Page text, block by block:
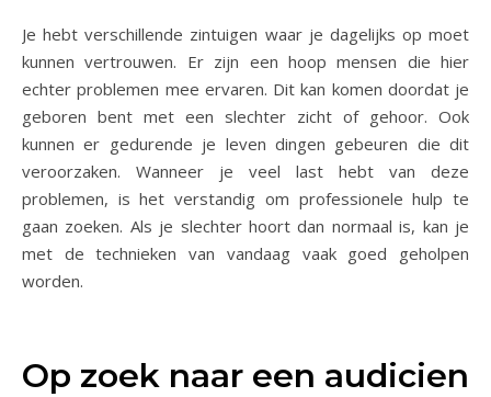
Je hebt verschillende zintuigen waar je dagelijks op moet
kunnen vertrouwen. Er zijn een hoop mensen die hier
echter problemen mee ervaren. Dit kan komen doordat je
geboren bent met een slechter zicht of gehoor. Ook
kunnen er gedurende je leven dingen gebeuren die dit
veroorzaken. Wanneer je veel last hebt van deze
problemen, is het verstandig om professionele hulp te
gaan zoeken. Als je slechter hoort dan normaal is, kan je
met de technieken van vandaag vaak goed geholpen
worden.
Op zoek naar een audicien